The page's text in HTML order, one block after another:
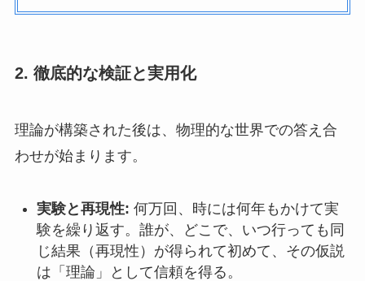
2. 徹底的な検証と実用化
理論が構築された後は、物理的な世界での答え合
わせが始まります。
実験と再現性: 何万回、時には何年もかけて実
験を繰り返す。誰が、どこで、いつ行っても同
じ結果（再現性）が得られて初めて、その仮説
は「理論」として信頼を得る。